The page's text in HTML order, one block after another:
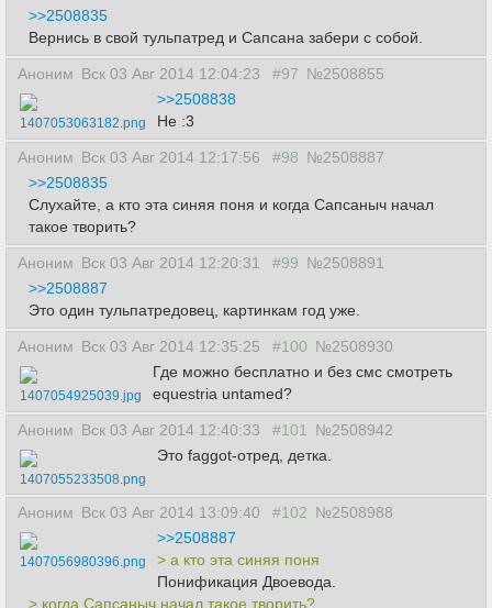
>>2508835
Вернись в свой тульпатред и Сапсана забери с собой.
Аноним Вск 03 Авг 2014 12:04:23 #97 №2508855
1407053063182.png
>>2508838
Не :3
Аноним Вск 03 Авг 2014 12:17:56 #98 №2508887
>>2508835
Слухайте, а кто эта синяя поня и когда Сапсаныч начал
такое творить?
Аноним Вск 03 Авг 2014 12:20:31 #99 №2508891
>>2508887
Это один тульпатредовец, картинкам год уже.
Аноним Вск 03 Авг 2014 12:35:25 #100 №2508930
1407054925039.jpg
Где можно бесплатно и без смс смотреть
equestria untamed?
Аноним Вск 03 Авг 2014 12:40:33 #101 №2508942
1407055233508.png
Это faggot-отред, детка.
Аноним Вск 03 Авг 2014 13:09:40 #102 №2508988
1407056980396.png
>>2508887
> а кто эта синяя поня
Понификация Двоевода.
> когда Сапсаныч начал такое творить?